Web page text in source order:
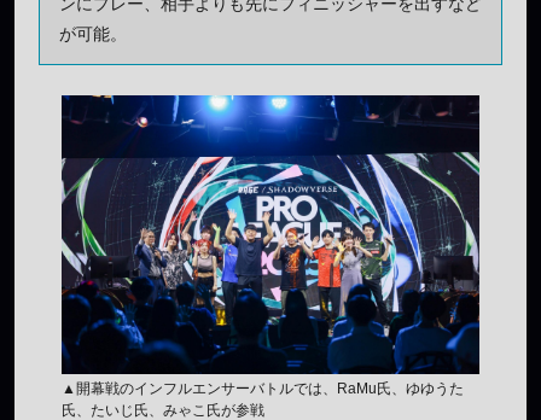
ンにプレー、相手よりも先にフィニッシャーを出すなど
が可能。
▲開幕戦のインフルエンサーバトルでは、RaMu氏、ゆゆうた
氏、たいじ氏、みゃこ氏が参戦